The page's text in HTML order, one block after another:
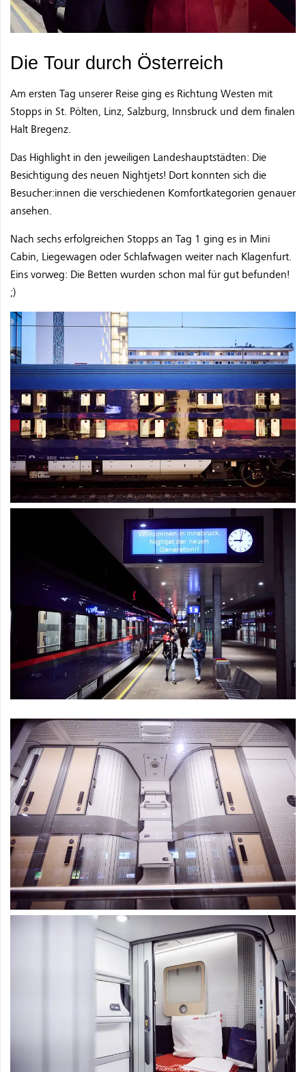
Die Tour durch Österreich
Am ersten Tag unserer Reise ging es Richtung Westen mit
Stopps in St. Pölten, Linz, Salzburg, Innsbruck und dem finalen
Halt Bregenz.
Das Highlight in den jeweiligen Landeshauptstädten: Die
Besichtigung des neuen Nightjets! Dort konnten sich die
Besucher:innen die verschiedenen Komfortkategorien genauer
ansehen.
Nach sechs erfolgreichen Stopps an Tag 1 ging es in Mini
Cabin, Liegewagen oder Schlafwagen weiter nach Klagenfurt.
Eins vorweg: Die Betten wurden schon mal für gut befunden!
;)